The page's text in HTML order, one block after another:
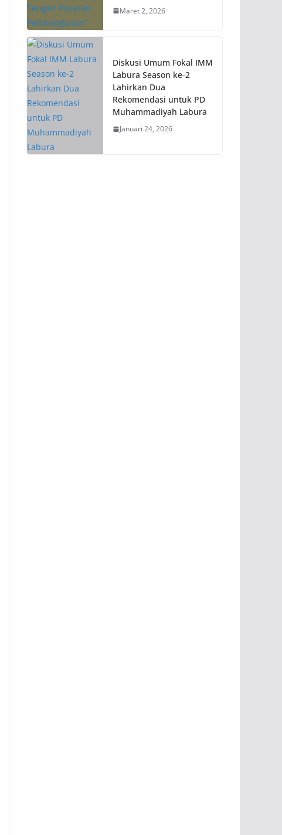
Maret 2, 2026
Diskusi Umum Fokal IMM
Labura Season ke-2
Lahirkan Dua
Rekomendasi untuk PD
Muhammadiyah Labura
Januari 24, 2026